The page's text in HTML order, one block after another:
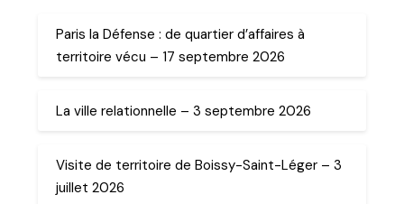
Paris la Défense : de quartier d’affaires à
territoire vécu – 17 septembre 2026
La ville relationnelle – 3 septembre 2026
Visite de territoire de Boissy-Saint-Léger – 3
juillet 2026